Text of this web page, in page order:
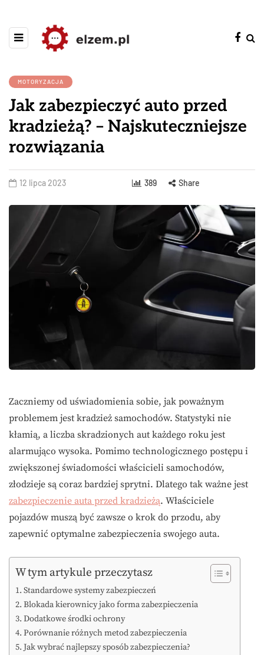
MOTORYZACJA
Jak zabezpieczyć auto przed
kradzieżą? – Najskuteczniejsze
rozwiązania
12 lipca 2023 389 Share
Zaczniemy od uświadomienia sobie, jak poważnym
problemem jest kradzież samochodów. Statystyki nie
kłamią, a liczba skradzionych aut każdego roku jest
alarmująco wysoka. Pomimo technologicznego postępu i
zwiększonej świadomości właścicieli samochodów,
złodzieje są coraz bardziej sprytni. Dlatego tak ważne jest
zabezpieczenie auta przed kradzieżą. Właściciele
pojazdów muszą być zawsze o krok do przodu, aby
zapewnić optymalne zabezpieczenia swojego auta.
W tym artykule przeczytasz
Standardowe systemy zabezpieczeń
Blokada kierownicy jako forma zabezpieczenia
Dodatkowe środki ochrony
Porównanie różnych metod zabezpieczenia
Jak wybrać najlepszy sposób zabezpieczenia?